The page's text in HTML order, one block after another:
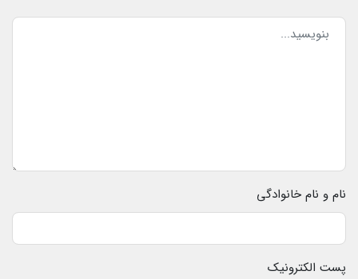
نام و نام خانوادگی
پست الکترونیک